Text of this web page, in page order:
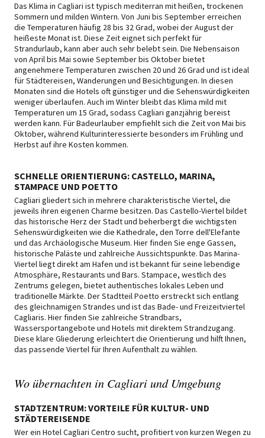
Das Klima in Cagliari ist typisch mediterran mit heißen, trockenen
Sommern und milden Wintern. Von Juni bis September erreichen
die Temperaturen häufig 28 bis 32 Grad, wobei der August der
heißeste Monat ist. Diese Zeit eignet sich perfekt für
Strandurlaub, kann aber auch sehr belebt sein. Die Nebensaison
von April bis Mai sowie September bis Oktober bietet
angenehmere Temperaturen zwischen 20 und 26 Grad und ist ideal
für Städtereisen, Wanderungen und Besichtigungen. In diesen
Monaten sind die Hotels oft günstiger und die Sehenswürdigkeiten
weniger überlaufen. Auch im Winter bleibt das Klima mild mit
Temperaturen um 15 Grad, sodass Cagliari ganzjährig bereist
werden kann. Für Badeurlauber empfiehlt sich die Zeit von Mai bis
Oktober, während Kulturinteressierte besonders im Frühling und
Herbst auf ihre Kosten kommen.
SCHNELLE ORIENTIERUNG: CASTELLO, MARINA,
STAMPACE UND POETTO
Cagliari gliedert sich in mehrere charakteristische Viertel, die
jeweils ihren eigenen Charme besitzen. Das Castello-Viertel bildet
das historische Herz der Stadt und beherbergt die wichtigsten
Sehenswürdigkeiten wie die Kathedrale, den Torre dell'Elefante
und das Archäologische Museum. Hier finden Sie enge Gassen,
historische Paläste und zahlreiche Aussichtspunkte. Das Marina-
Viertel liegt direkt am Hafen und ist bekannt für seine lebendige
Atmosphäre, Restaurants und Bars. Stampace, westlich des
Zentrums gelegen, bietet authentisches lokales Leben und
traditionelle Märkte. Der Stadtteil Poetto erstreckt sich entlang
des gleichnamigen Strandes und ist das Bade- und Freizeitviertel
Cagliaris. Hier finden Sie zahlreiche Strandbars,
Wassersportangebote und Hotels mit direktem Strandzugang.
Diese klare Gliederung erleichtert die Orientierung und hilft Ihnen,
das passende Viertel für Ihren Aufenthalt zu wählen.
Wo übernachten in Cagliari und Umgebung
STADTZENTRUM: VORTEILE FÜR KULTUR- UND
STÄDTEREISENDE
Wer ein Hotel Cagliari Centro sucht, profitiert von kurzen Wegen zu